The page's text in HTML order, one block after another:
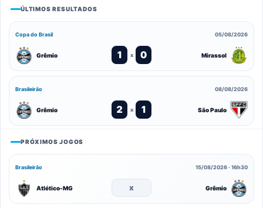
ÚLTIMOS RESULTADOS
Copa do Brasil 05/08/2026
Grêmio 1 x 0 Mirassol
Brasileirão 08/08/2026
Grêmio 2 x 1 São Paulo
PRÓXIMOS JOGOS
Brasileirão 15/08/2026 · 16h30
Atlético-MG x Grêmio